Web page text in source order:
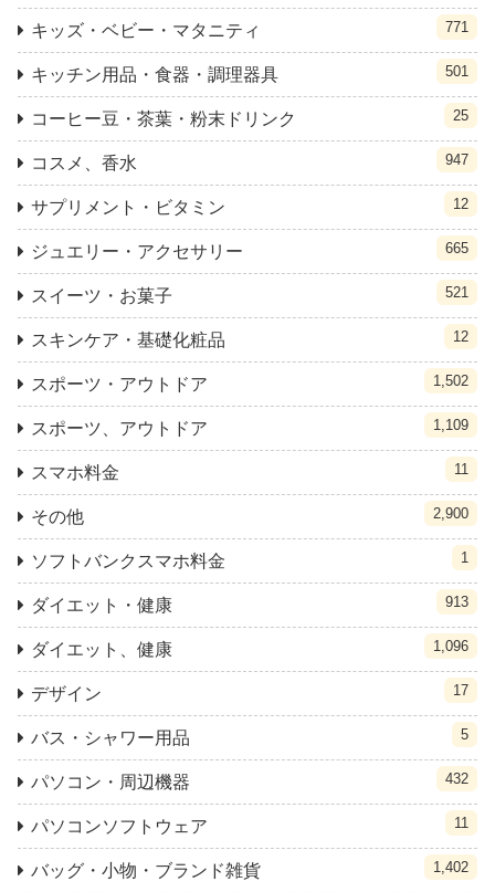
キッズ・ベビー・マタニティ 771
キッチン用品・食器・調理器具 501
コーヒー豆・茶葉・粉末ドリンク 25
コスメ、香水 947
サプリメント・ビタミン 12
ジュエリー・アクセサリー 665
スイーツ・お菓子 521
スキンケア・基礎化粧品 12
スポーツ・アウトドア 1,502
スポーツ、アウトドア 1,109
スマホ料金 11
その他 2,900
ソフトバンクスマホ料金 1
ダイエット・健康 913
ダイエット、健康 1,096
デザイン 17
バス・シャワー用品 5
パソコン・周辺機器 432
パソコンソフトウェア 11
バッグ・小物・ブランド雑貨 1,402